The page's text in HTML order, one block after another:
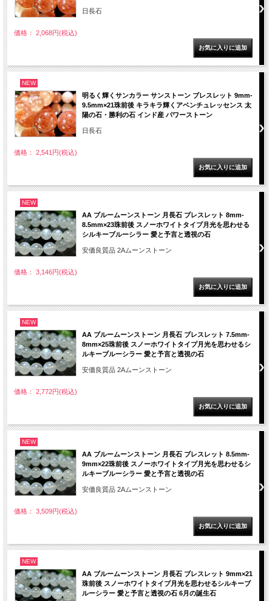
日長石
価格： 2,068円(税込)
NEW
明るく輝くサンカラー サンストーン ブレスレット 9mm-
9.5mm×21珠前後 キラキラ輝くアベンチュレッセンス 太
陽の石・勝利の石 インド産 パワーストーン
日長石
価格： 2,541円(税込)
NEW
AA ブルームーンストーン 月長石 ブレスレット 8mm-
8.5mm×23珠前後 スノーホワイトタイプ月光を思わせる
シルキーブルーシラー 愛と予言と透視の石
安価良質品 2Aムーンストーン
価格： 3,146円(税込)
NEW
AA ブルームーンストーン 月長石 ブレスレット 7.5mm-
8mm×25珠前後 スノーホワイトタイプ月光を思わせるシ
ルキーブルーシラー 愛と予言と透視の石
安価良質品 2Aムーンストーン
価格： 2,772円(税込)
NEW
AA ブルームーンストーン 月長石 ブレスレット 8.5mm-
9mm×22珠前後 スノーホワイトタイプ月光を思わせるシ
ルキーブルーシラー 愛と予言と透視の石
安価良質品 2Aムーンストーン
価格： 3,509円(税込)
NEW
AA ブルームーンストーン 月長石 ブレスレット 9mm×21
珠前後 スノーホワイトタイプ月光を思わせるシルキーブ
ルーシラー 愛と予言と透視の石 6月の誕生石